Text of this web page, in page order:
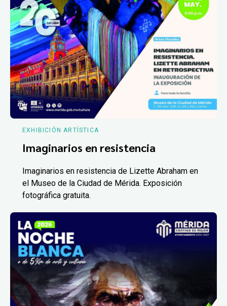
EXHIBICIÓN ARTÍSTICA
Imaginarios en resistencia
Imaginarios en resistencia de Lizette Abraham en
el Museo de la Ciudad de Mérida. Exposición
fotográfica gratuita.